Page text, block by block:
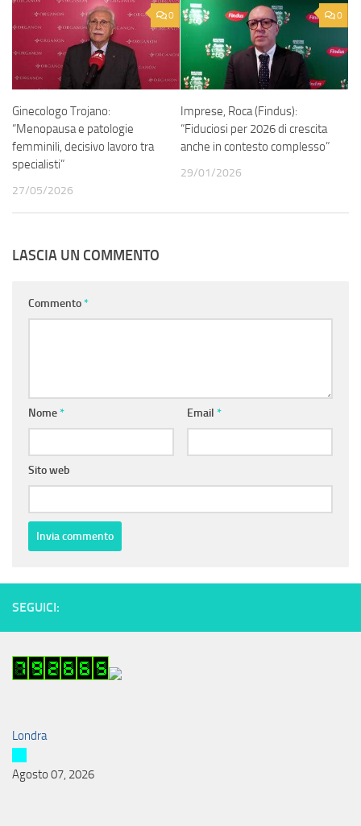
0
Ginecologo Trojano:
“Menopausa e patologie
femminili, decisivo lavoro tra
specialisti”
27/05/2026
0
Imprese, Roca (Findus):
“Fiduciosi per 2026 di crescita
anche in contesto complesso”
29/01/2026
LASCIA UN COMMENTO
Commento*
Nome* Email *
Sito web
SEGUICI:
Londra
Agosto 07, 2026